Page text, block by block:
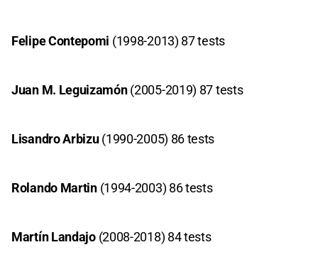
Felipe Contepomi (1998-2013) 87 tests
Juan M. Leguizamón(2005-2019) 87 tests
Lisandro Arbizu(1990-2005) 86 tests
Rolando Martin(1994-2003) 86 tests
Martín Landajo(2008-2018) 84 tests